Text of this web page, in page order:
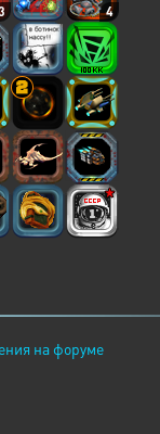
4
на форуме